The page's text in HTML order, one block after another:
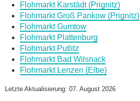
Daten des Flohmarkts
Name des Flohmarkts
Flohmarkt Karstädt (Prignitz)
Flohmarkt Groß Pankow (Prignitz)
Flohmarkt Gumtow
Flohmarkt Plattenburg
Flohmarkt Putlitz
Flohmarkt Bad Wilsnack
Flohmarkt Lenzen (Elbe)
Letzte Aktualisierung: 07. August 2026